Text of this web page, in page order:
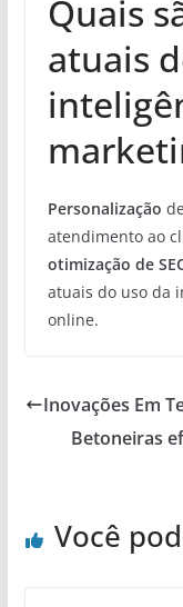
Quais
atuais
Personalização
atendimento ao
otimização de
atuais do uso da
online.
Inovações Em
Betoneiras
Você